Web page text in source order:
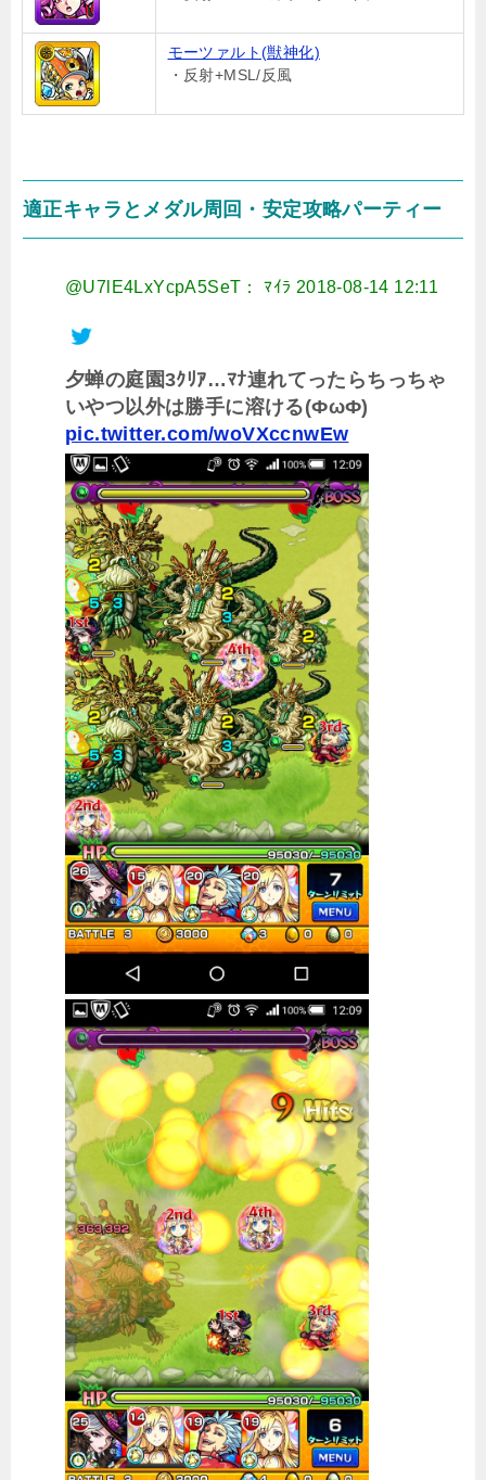
モーツァルト(獣神化)
・反射+MSL/反風
適正キャラとメダル周回・安定攻略パーティー
@U7lE4LxYcpA5SeT： ﾏｲﾗ 2018-08-14 12:11
夕蝉の庭園3ｸﾘｱ…ﾏﾅ連れてったらちっちゃ
いやつ以外は勝手に溶ける(ФωФ)
pic.twitter.com/woVXccnwEw